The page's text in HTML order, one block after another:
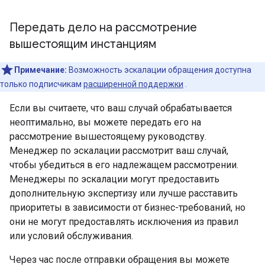
Передать дело на рассмотрение
вышестоящим инстанциям
Примечание: Возможность эскалации обращения доступна
только подписчикам расширенной поддержки
Если вы считаете, что ваш случай обрабатывается
неоптимально, вы можете передать его на
рассмотрение вышестоящему руководству.
Менеджер по эскалации рассмотрит ваш случай,
чтобы убедиться в его надлежащем рассмотрении.
Менеджеры по эскалации могут предоставить
дополнительную экспертизу или лучше расставить
приоритеты в зависимости от бизнес-требований, но
они не могут предоставлять исключения из правил
или условий обслуживания.
Через час после отправки обращения вы можете